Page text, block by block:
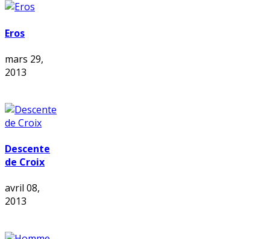
Eros
mars 29,
2013
Descente
de Croix
avril 08,
2013